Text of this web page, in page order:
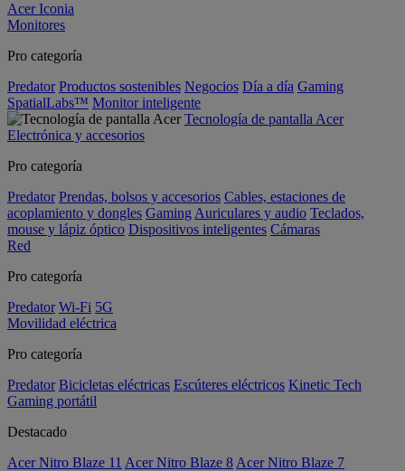
Acer Iconia
Monitores
Pro categoría
Predator Productos sostenibles Negocios Día a día Gaming
SpatialLabs™ Monitor inteligente
Tecnología de pantalla Acer
Electrónica y accesorios
Pro categoría
Predator Prendas, bolsos y accesorios Cables, estaciones de
acoplamiento y dongles Gaming Auriculares y audio Teclados,
mouse y lápiz óptico Dispositivos inteligentes Cámaras
Red
Pro categoría
Predator Wi-Fi 5G
Movilidad eléctrica
Pro categoría
Predator Bicicletas eléctricas Escúteres eléctricos Kinetic Tech
Gaming portátil
Destacado
Acer Nitro Blaze 11 Acer Nitro Blaze 8 Acer Nitro Blaze 7